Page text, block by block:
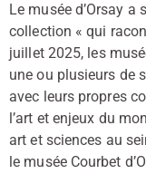
Le musée d’Orsay
collection « qui
juillet 2025, les
une ou plusieurs de
avec leurs propres
l’art et enjeux du
art et sciences au
le musée Courbet